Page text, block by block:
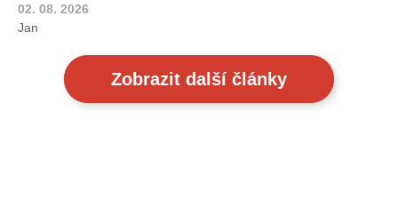
02. 08. 2026
Jan
Zobrazit další články